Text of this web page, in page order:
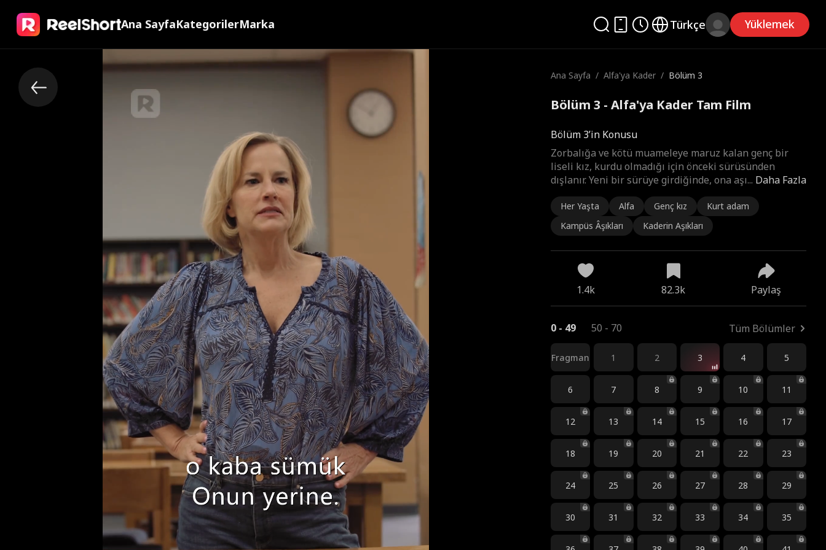
Ana SayfaKategorilerMarka Türkçe Yüklemek
Ana Sayfa / Alfa'ya Kader / Bölüm 3
Bölüm 3 - Alfa'ya Kader Tam Film
Bölüm 3’in Konusu
Daha Fazla
Zorbalığa ve kötü muameleye maruz kalan genç bir
liseli kız, kurdu olmadığı için önceki sürüsünden
dışlanır. Yeni bir sürüye girdiğinde, ona aşı...
Her Yaşta Alfa Genç kız
Kurt adam
Kampüs Âşıkları
Kaderin Aşıkları
1.4k 82.3k Paylaş
0 - 49 50 - 70 Tüm Bölümler
Fragman 1 2 3 4 5
6 7 8 9 10 11
12 13 14 15 16 17
18 19 20 21 22 23
24 25 26 27 28 29
30 31 32 33 34 35